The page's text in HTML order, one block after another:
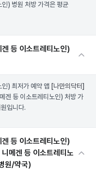
) 병원 처방 가격은 평균
등 이소트레티노인)
) 최저가 예약 앱 [나만의닥터]
겐 등 이소트레티노인) 처방 가
입니다.
등 이소트레티노인)
메겐 등 이소트레티노
원/약국)